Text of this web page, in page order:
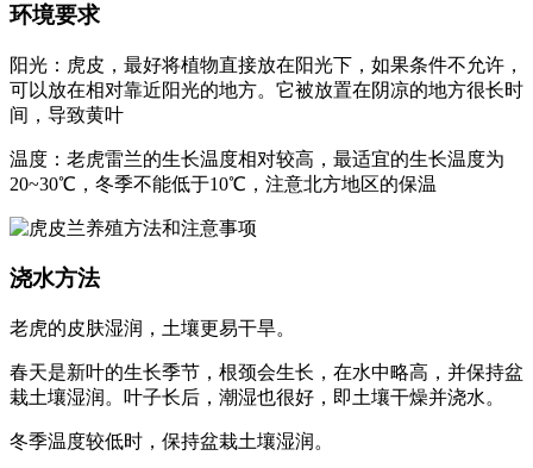
环境要求
阳光：虎皮，最好将植物直接放在阳光下，如果条件不允许，
可以放在相对靠近阳光的地方。它被放置在阴凉的地方很长时
间，导致黄叶
温度：老虎雷兰的生长温度相对较高，最适宜的生长温度为
20~30℃，冬季不能低于10℃，注意北方地区的保温
浇水方法
老虎的皮肤湿润，土壤更易干旱。
春天是新叶的生长季节，根颈会生长，在水中略高，并保持盆
栽土壤湿润。叶子长后，潮湿也很好，即土壤干燥并浇水。
冬季温度较低时，保持盆栽土壤湿润。